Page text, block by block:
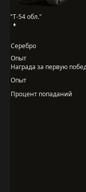
"Т-54 обл."
Серебро
Опыт
Награда за первую
Опыт
Процент попаданий